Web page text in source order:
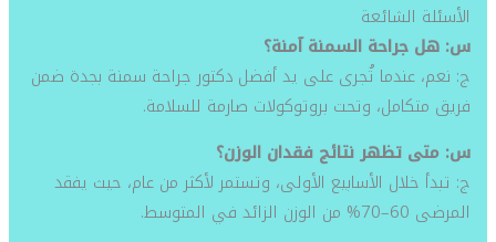
الأسئلة الشائعة
س: هل جراحة السمنة آمنة؟
ج: نعم، عندما تُجرى على يد أفضل دكتور جراحة سمنة بجدة ضمن
فريق متكامل، وتحت بروتوكولات صارمة للسلامة.
س: متى تظهر نتائج فقدان الوزن؟
ج: تبدأ خلال الأسابيع الأولى، وتستمر لأكثر من عام، حيث يفقد
المرضى 60–70% من الوزن الزائد في المتوسط.